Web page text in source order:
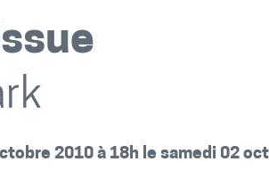
2010 à 18h le samedi 02